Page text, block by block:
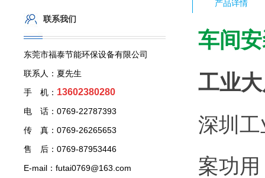
联系我们
东莞市福泰节能环保设备有限公司
联系人：夏先生
手 机： 13602380280
电 话：0769-22787393
传 真：0769-26265653
售 后：0769-87953446
E-mail：futai0769@163.com
产品详情
车间
工业
深圳
案功用